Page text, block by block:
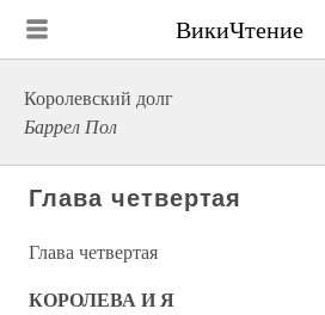
ВикиЧтение
Королевский долг
Баррел Пол
Глава четвертая
Глава четвертая
КОРОЛЕВА И Я